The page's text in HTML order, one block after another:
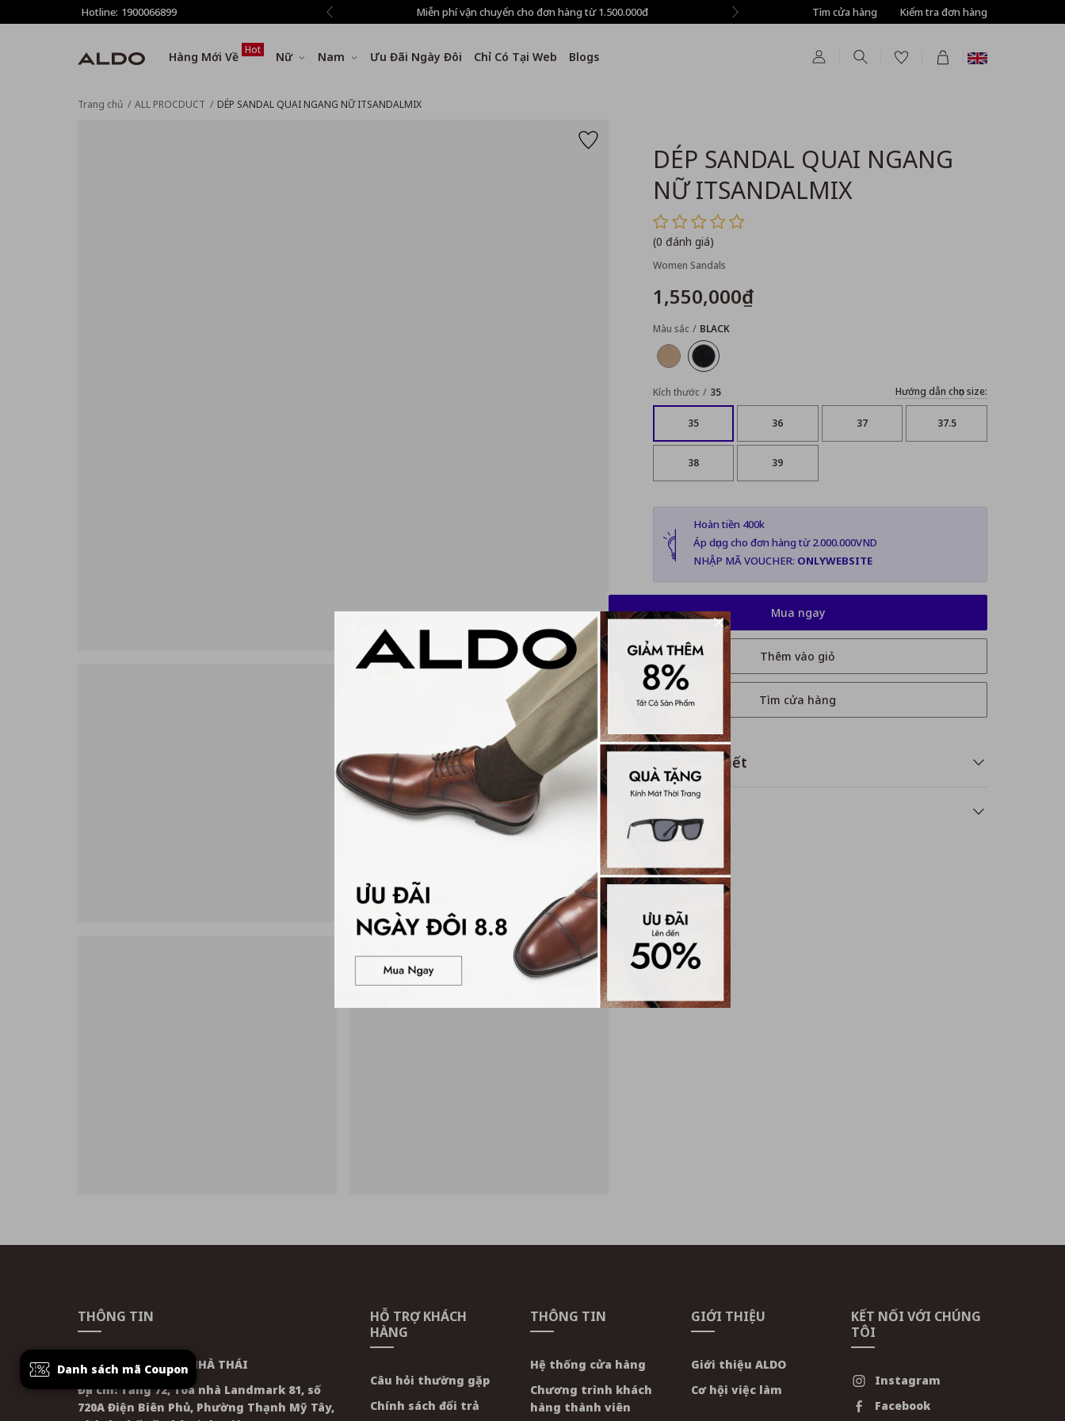
Hotline: 1900066899
thêm 8% tất cả sản phẩm ở bước Thanh toán Miễn phí vận chuyển cho đơn hàng từ 1.500.000đ Tự động giảm thêm 8% tất cả sản phẩm ở bước
Tìm cửa hàng Kiểm tra đơn hàng
Hàng Mới Về Hot Nữ Nam Ưu Đãi Ngày Đôi Chỉ Có Tại Web Blogs
Trang chủ ALL PROCDUCT DÉP SANDAL QUAI NGANG NỮ ITSANDALMIX
DÉP SANDAL QUAI NGANG
NỮ ITSANDALMIX
(0 đánh giá)
Women Sandals
1,550,000₫
Màu sắc BLACK
Kích thước 35 Hướng dẫn chọn size:
35 36 37 37.5
38 39
Mô tả chi tiết
Hoàn tiền 400k
Áp dụng cho đơn hàng từ 2.000.000VND
NHẬP MÃ VOUCHER: ONLYWEBSITE
Mua ngay
Thêm vào giỏ
Tìm cửa hàng
Danh sách mã Coupon
THÔNG TIN
CÔNG TY CỔ PHẦN NHÀ THÁI
Địa chỉ: Tầng 72, Tòa nhà Landmark 81, số
720A Điện Biên Phủ, Phường Thạnh Mỹ Tây,
HỖ TRỢ KHÁCH
HÀNG
Câu hỏi thường gặp
Chính sách đổi trả
THÔNG TIN
Hệ thống cửa hàng
Chương trình khách
hàng thành viên
GIỚI THIỆU
Giới thiệu ALDO
Cơ hội việc làm
KẾT NỐI VỚI CHÚNG
TÔI
Instagram
Facebook